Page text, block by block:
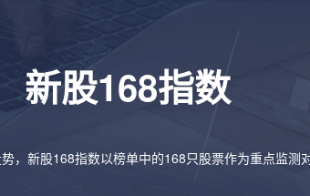
新股168指数
，新股168指数以榜单中的168只股票作为重点监测